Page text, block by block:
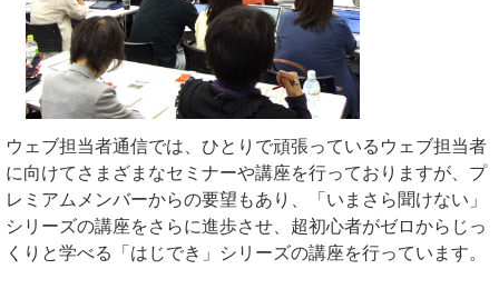
ウェブ担当者通信では、ひとりで頑張っているウェブ担当者
に向けてさまざまなセミナーや講座を行っておりますが、プ
レミアムメンバーからの要望もあり、「いまさら聞けない」
シリーズの講座をさらに進歩させ、超初心者がゼロからじっ
くりと学べる「はじでき」シリーズの講座を行っています。